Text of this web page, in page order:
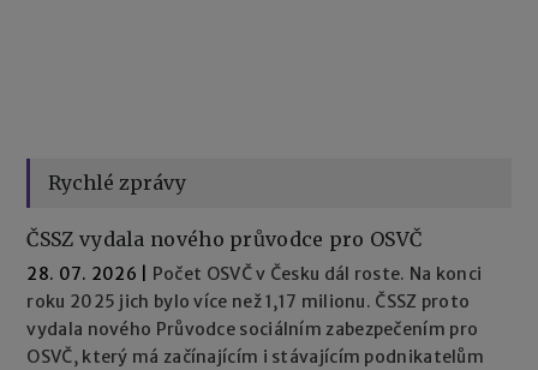
Rychlé zprávy
ČSSZ vydala nového průvodce pro OSVČ
28. 07. 2026
Počet OSVČ v Česku dál roste. Na konci
roku 2025 jich bylo více než 1,17 milionu. ČSSZ proto
vydala nového Průvodce sociálním zabezpečením pro
OSVČ, který má začínajícím i stávajícím podnikatelům